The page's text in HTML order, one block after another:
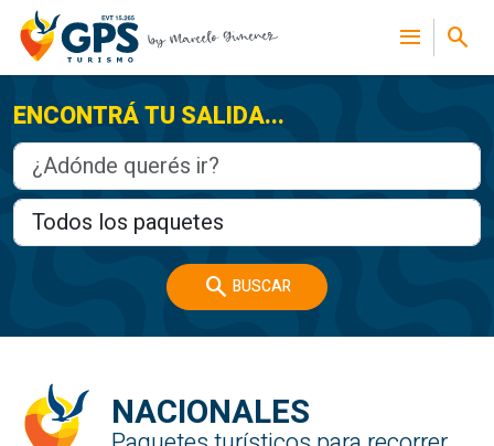
menu search
ENCONTRÁ TU SALIDA...
search BUSCAR
NACIONALES